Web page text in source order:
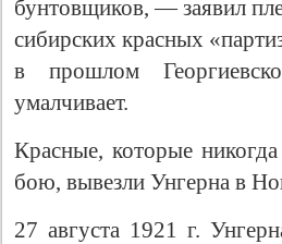
бунтовщиков, — заявил
сибирских красных
в прошлом
умалчивает.
Красные, которые
бою, вывезли Унгерна в
27 августа 1921 г.